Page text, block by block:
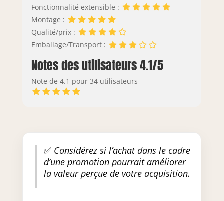
Fonctionnalité extensible :
Montage :
Qualité/prix :
Emballage/Transport :
Notes des utilisateurs 4.1/5
Note de 4.1 pour 34 utilisateurs
✅Considérez si l’achat dans le cadre
d’une promotion pourrait améliorer
la valeur perçue de votre acquisition.